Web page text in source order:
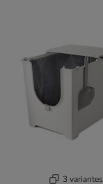
3 variantes